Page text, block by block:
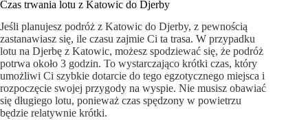
Czas trwania lotu z Katowic do Djerby
Jeśli planujesz podróż z Katowic do Djerby, z pewnością
zastanawiasz się, ile czasu zajmie Ci ta trasa. W przypadku
lotu na Djerbę z Katowic, możesz spodziewać się, że podróż
potrwa około 3 godzin. To wystarczająco krótki czas, który
umożliwi Ci szybkie dotarcie do tego egzotycznego miejsca i
rozpoczęcie swojej przygody na wyspie. Nie musisz obawiać
się długiego lotu, ponieważ czas spędzony w powietrzu
będzie relatywnie krótki.